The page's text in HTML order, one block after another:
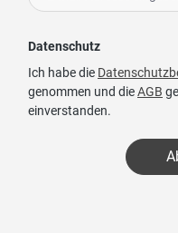
Datenschutz
Ich habe die
genommen und dieAGB
einverstanden.